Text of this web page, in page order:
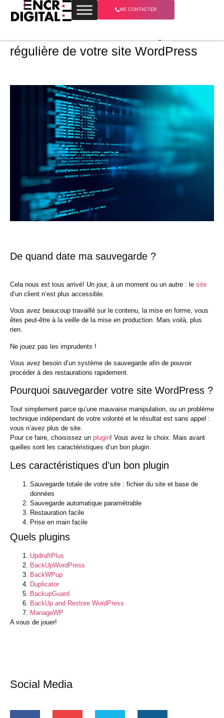
ME CONTACTER
régulière de votre site WordPress
De quand date ma sauvegarde ?
Cela nous est tous arrivé! Un jour, à un moment ou un autre : le site
d’un client n’est plus accessible.
Vous avez beaucoup travaillé sur le contenu, la mise en forme, vous
êtes peut-être à la veille de la mise en production. Mais voilà, plus
rien.
Ne jouez pas les imprudents !
Vous avez besoin d’un système de sauvegarde afin de pouvoir
procéder à des restaurations rapidement.
Pourquoi sauvegarder votre site WordPress ?
Tout simplement parce qu’une mauvaise manipulation, ou un problème
technique indépendant de votre volonté et le résultat est sans appel :
vous n’avez plus de site.
Pour ce faire, choisissez un plugin! Vous avez le choix. Mais avant
quelles sont les caractéristiques d’un bon plugin.
Les caractéristiques d’un bon plugin
Sauvegarde totale de votre site : fichier du site et base de
données
Sauvegarde automatique paramétrable
Restauration facile
Prise en main facile
Quels plugins
UpdraftPlus
BackUpWordPress
BackWPup
Duplicator
BackupGuard
BackUp and Restore WordPress
ManageWP
A vous de jouer!
Social Media